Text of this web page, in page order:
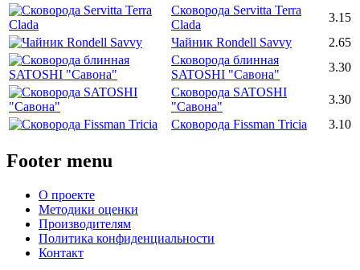
Сковорода Servitta Terra
Clada
3.15
Чайник Rondell Savvy
2.65
Сковорода блинная
SATOSHI "Савона"
3.30
Сковорода SATOSHI
"Савона"
3.30
Сковорода Fissman Tricia
3.10
Footer menu
О проекте
Методики оценки
Производителям
Политика конфиденциальности
Контакт